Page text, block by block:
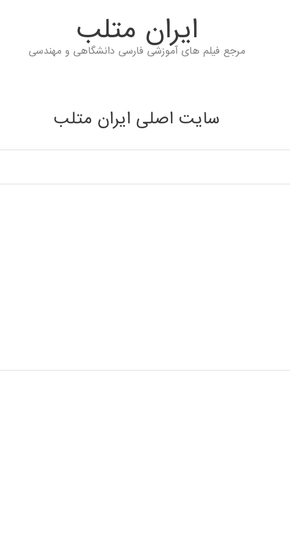
ايران متلب
مرجع فیلم های آموزشی فارسی دانشگاهی و مهندسی
سایت اصلی ایران متلب